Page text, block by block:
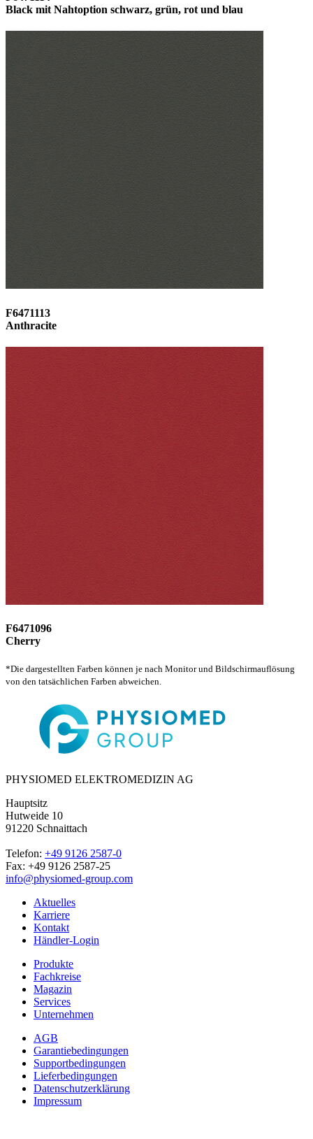
Black mit Nahtoption schwarz, grün, rot und blau
F6471113
Anthracite
F6471096
Cherry
*Die dargestellten Farben können je nach Monitor und Bildschirmauflösung
von den tatsächlichen Farben abweichen.
PHYSIOMED ELEKTROMEDIZIN AG
Hauptsitz
Hutweide 10
91220 Schnaittach
Telefon: +49 9126 2587-0
Fax: +49 9126 2587-25
info@physiomed-group.com
Aktuelles
Karriere
Kontakt
Händler-Login
Produkte
Fachkreise
Magazin
Services
Unternehmen
AGB
Garantiebedingungen
Supportbedingungen
Lieferbedingungen
Datenschutzerklärung
Impressum